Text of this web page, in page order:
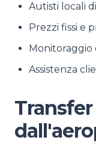
Autisti locali
Prezzi fissi e
Monitoraggio
Assistenza